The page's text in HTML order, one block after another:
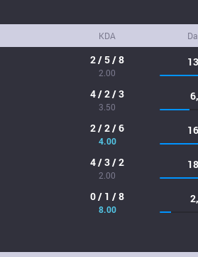
KDA
2 / 5 / 8
2.00
4 / 2 / 3
3.50
2 / 2 / 6
4.00
4 / 3 / 2
2.00
0 / 1 / 8
8.00